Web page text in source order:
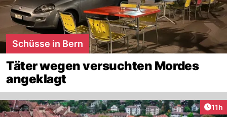
Schüsse in Bern
Täter wegen versuchten Mordes
angeklagt
11h